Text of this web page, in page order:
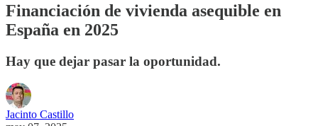
Financiación de vivienda asequible en
España en 2025
Hay que dejar pasar la oportunidad.
Jacinto Castillo